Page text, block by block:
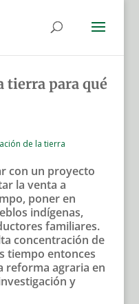
tierra para qué
de la tierra
con un proyecto
la venta a
poner en
indígenas,
familiares.
concentración de
tiempo entonces
reforma agraria en
y